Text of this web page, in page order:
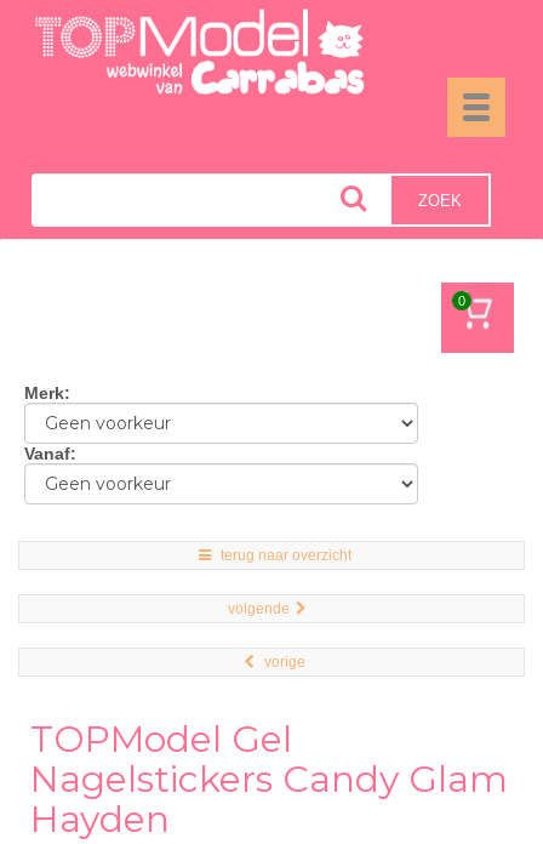
Toggle
ZOEK
0
Merk:
Vanaf:
terug naar overzicht
volgende
vorige
TOPModel Gel
Nagelstickers Candy Glam
Hayden